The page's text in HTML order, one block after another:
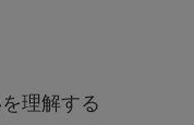
理解する